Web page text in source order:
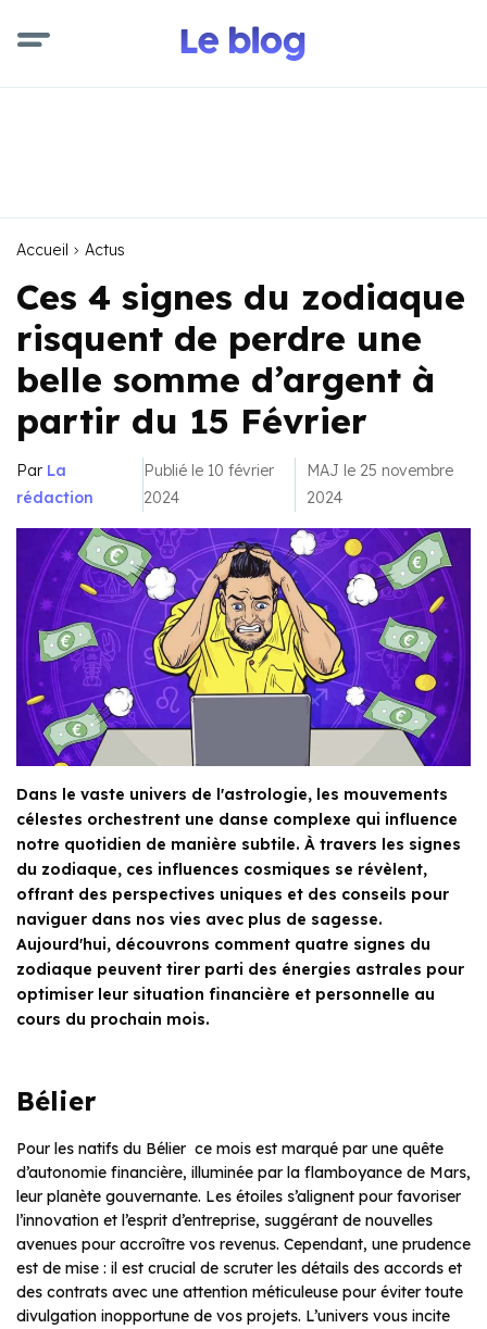
Accueil Actus
Ces 4 signes du zodiaque
risquent de perdre une
belle somme d’argent à
partir du 15 Février
Par La
rédaction
Publié le 10 février
2024
MAJ le 25 novembre
2024
Dans le vaste univers de l'astrologie, les mouvements
célestes orchestrent une danse complexe qui influence
notre quotidien de manière subtile. À travers les signes
du zodiaque, ces influences cosmiques se révèlent,
offrant des perspectives uniques et des conseils pour
naviguer dans nos vies avec plus de sagesse.
Aujourd'hui, découvrons comment quatre signes du
zodiaque peuvent tirer parti des énergies astrales pour
optimiser leur situation financière et personnelle au
cours du prochain mois.
Bélier
Pour les natifs du Bélier ce mois est marqué par une quête
d’autonomie financière, illuminée par la flamboyance de Mars,
leur planète gouvernante. Les étoiles s’alignent pour favoriser
l’innovation et l’esprit d’entreprise, suggérant de nouvelles
avenues pour accroître vos revenus. Cependant, une prudence
est de mise : il est crucial de scruter les détails des accords et
des contrats avec une attention méticuleuse pour éviter toute
divulgation inopportune de vos projets. L’univers vous incite